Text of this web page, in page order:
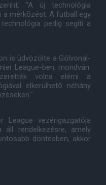
"A új technológia
a mérkõzést. A futball egy
pedig segíti a
is üdvözölte a Gólvonal-
League-ben, mondván:
volna elérni a
elkerülhetõ néhány
League vezérigazgatója
áll rendelkezésre, amely
döntésben, akkor